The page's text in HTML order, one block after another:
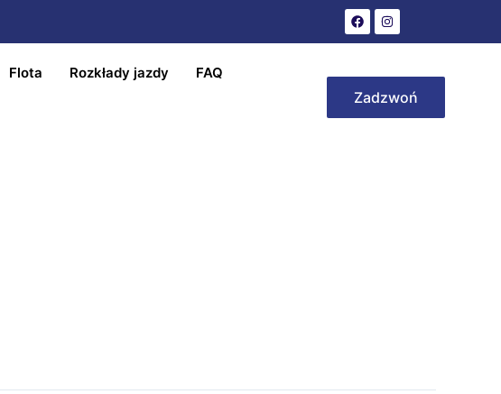
Flota Rozkłady jazdy FAQ
Zadzwoń